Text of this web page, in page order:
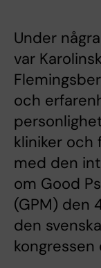
Under
var
och
kliniker och
med den
om Good
(GPM) den
den